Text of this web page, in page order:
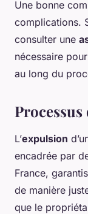
Une bonne
complications.
consulter une
nécessaire
au long du
Processus
L’expulsion
encadrée par
France,
de manière
que le